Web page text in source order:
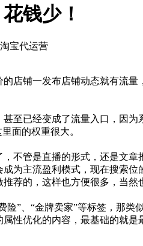
钱少！
宝代运营
铺一发布店铺动态就有流量
已经变成了流量入口，因为
面的权重很大。
管是直播的形式，还是文章
为主流盈利模式，现在搜索
荐的，这样也方便很多，当
”、“金牌卖家”等标签，那类
属性优化的内容，最基础的就